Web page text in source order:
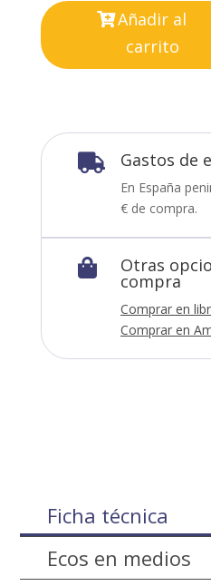
Añadir al
carrito
 Gastos de
En España
€ de compra.
 Otras
compra
Comprar en
Comprar en
Ficha técnica
Ecos en medios